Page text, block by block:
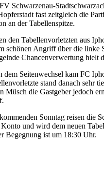
Schwarzenau-
fast zeitgleich die
an der Tabellenspitze.
den Tabellenvorletzten aus
schönen Angriff über die linke
Chancenverwertung hielt
dem Seitenwechsel kam FC
stand danach sehr
Müsch die Gastgeber jedoch
Sonntag reisen die
und wird dem neuen
Begegnung ist um 18:30 Uhr.